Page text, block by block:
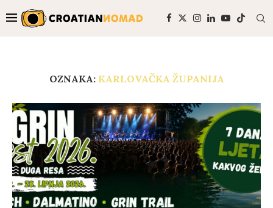
OZNAKA: KARLOVAČKA ŽUPANIJA